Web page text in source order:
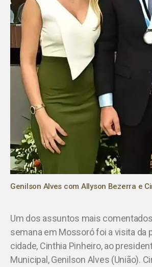
Genilson Alves com Allyson Bezerra e
Um dos assuntos mais
semana em Mossoró foi a visita da
cidade, Cinthia Pinheiro, ao
Municipal, Genilson Alves (União).